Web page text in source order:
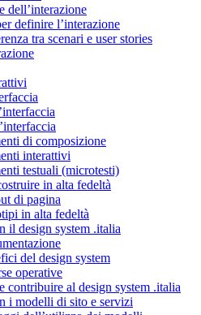
dell’interazione
definire l’interazione
tra scenari e user stories
di composizione
interattivi
testuali (microtesti)
in alta fedeltà
di pagina
in alta fedeltà
il design system .italia
del design system
operative
contribuire al design system .italia
i modelli di sito e servizi